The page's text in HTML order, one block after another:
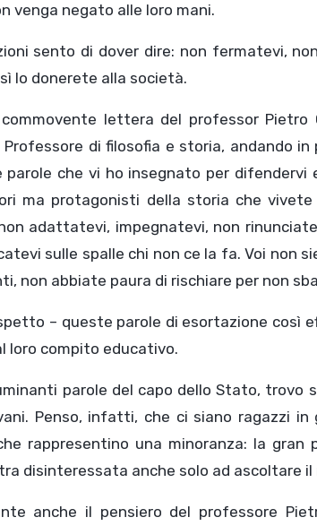
venga negato alle loro mani.
sento di dover dire: non fermatevi,
lo donerete alla società.
lettera del professor
Professore di filosofia e storia, andando
parole che vi ho insegnato per difendervi
ma protagonisti della storia che
adattatevi, impegnatevi, non
sulle spalle chi non ce la fa. Voi non
non abbiate paura di rischiare per non
– queste parole di esortazione così
loro compito educativo.
parole del capo dello Stato, trovo
Penso, infatti, che ci siano ragazzi
rappresentino una minoranza: la gran
disinteressata anche solo ad ascoltare
anche il pensiero del professore